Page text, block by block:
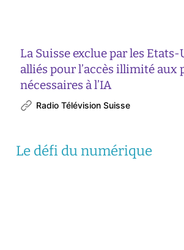
La Suisse exclue par les Etats-
alliés pour l’accès illimité aux
nécessaires à l’IA
Radio Télévision Suisse
Le défi du numérique